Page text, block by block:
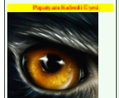
Papatyam Kıdemli Üyesi